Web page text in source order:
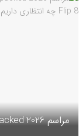
مراسم Galaxy Unpacked 2026